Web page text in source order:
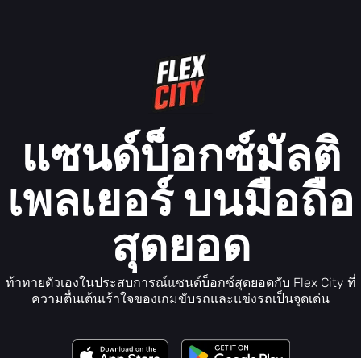
แซนด์บ็อกซ์มัลติ
เพลเยอร์ บนมือถือ
สุดยอด
ท้าทายตัวเองในประสบการณ์แซนด์บ็อกซ์สุดยอดกับ Flex City ที่
ความตื่นเต้นเร้าใจของเกมขับรถและแข่งรถเป็นจุดเด่น